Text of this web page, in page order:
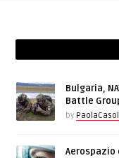
Bulgaria,
Battle
by
Aerospazio